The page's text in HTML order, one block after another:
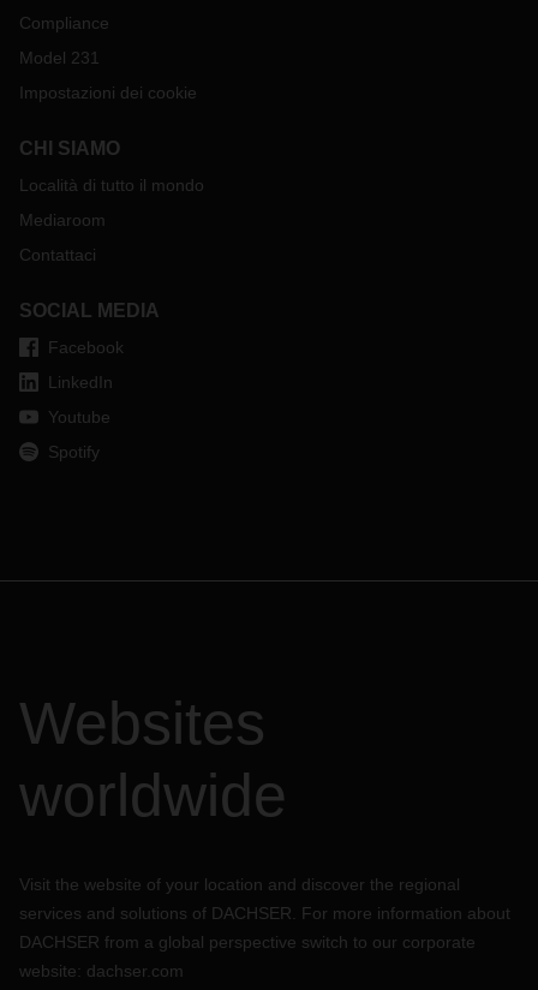
Compliance
Model 231
Impostazioni dei cookie
CHI SIAMO
Località di tutto il mondo
Mediaroom
Contattaci
SOCIAL MEDIA
Facebook
LinkedIn
Youtube
Spotify
Websites
worldwide
Visit the website of your location and discover the regional
services and solutions of DACHSER. For more information about
DACHSER from a global perspective switch to our corporate
website: dachser.com